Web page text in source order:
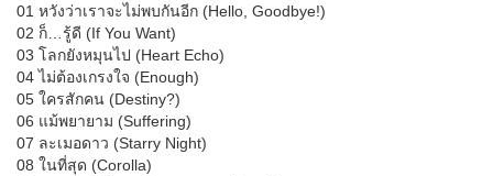
01 หวังว่าเราจะไม่พบกันอีก (Hello, Goodbye!)
02 ก็…รู้ดี (If You Want)
03 โลกยังหมุนไป (Heart Echo)
04 ไม่ต้องเกรงใจ (Enough)
05 ใครสักคน (Destiny?)
06 แม้พยายาม (Suffering)
07 ละเมอดาว (Starry Night)
08 ในที่สุด (Corolla)